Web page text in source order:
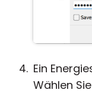
Ein
Wählen